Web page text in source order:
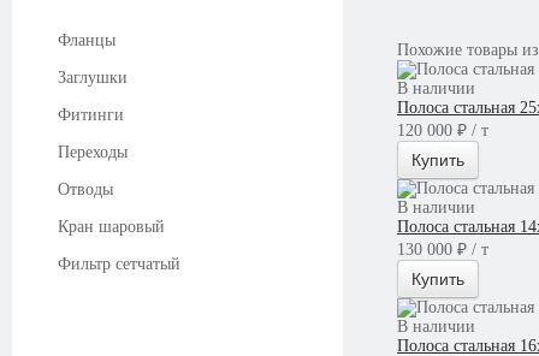
Фланцы
Заглушки
Фитинги
Переходы
Отводы
Кран шаровый
Фильтр сетчатый
Похожие товары
В наличии
Полоса стальная
120 000 ₽ / т
Купить
В наличии
Полоса стальная
130 000 ₽ / т
Купить
В наличии
Полоса стальная